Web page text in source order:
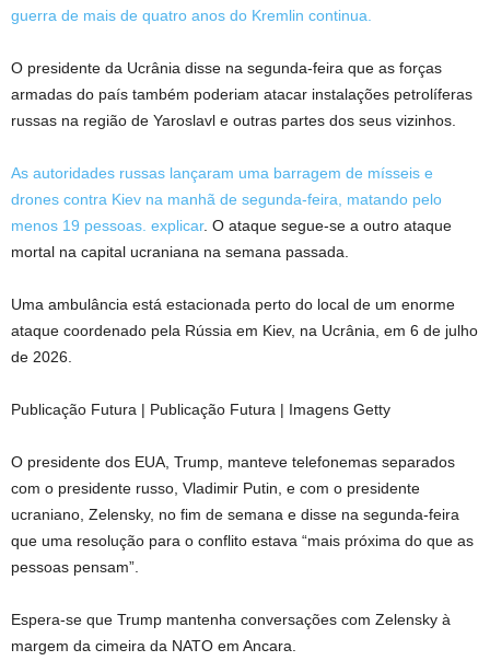
guerra de mais de quatro anos do Kremlin continua.
O presidente da Ucrânia disse na segunda-feira que as forças
armadas do país também poderiam atacar instalações petrolíferas
russas na região de Yaroslavl e outras partes dos seus vizinhos.
As autoridades russas lançaram uma barragem de mísseis e
drones contra Kiev na manhã de segunda-feira, matando pelo
menos 19 pessoas. explicar. O ataque segue-se a outro ataque
mortal na capital ucraniana na semana passada.
Uma ambulância está estacionada perto do local de um enorme
ataque coordenado pela Rússia em Kiev, na Ucrânia, em 6 de julho
de 2026.
Publicação Futura | Publicação Futura | Imagens Getty
O presidente dos EUA, Trump, manteve telefonemas separados
com o presidente russo, Vladimir Putin, e com o presidente
ucraniano, Zelensky, no fim de semana e disse na segunda-feira
que uma resolução para o conflito estava “mais próxima do que as
pessoas pensam”.
Espera-se que Trump mantenha conversações com Zelensky à
margem da cimeira da NATO em Ancara.